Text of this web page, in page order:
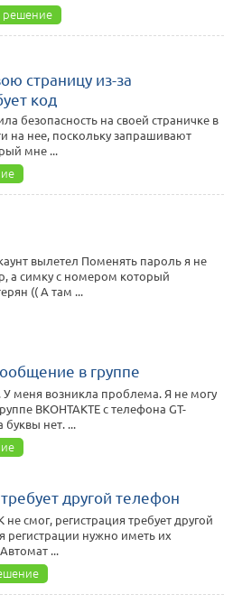
решение
страницу из-за
код
безопасность на своей страничке в
на нее, поскольку запрашивают
мне ...
вылетел Поменять пароль я не
а симку с номером который
(( А там ...
в группе
У меня возникла проблема. Я не могу
ВКОНТАКТЕ с телефона GT-
нет. ...
другой телефон
не смог, регистрация требует другой
регистрации нужно иметь их
...